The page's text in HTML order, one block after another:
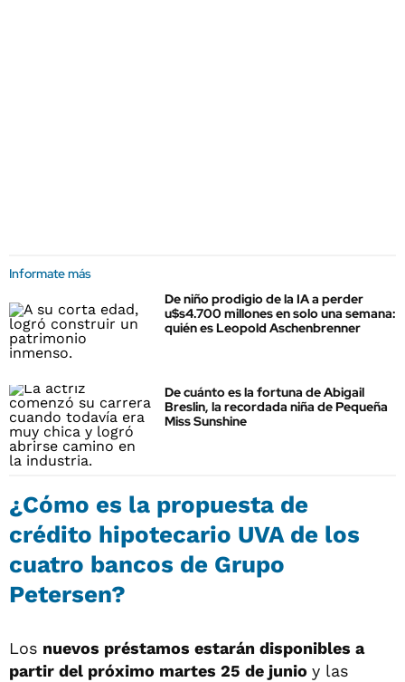
Informate más
De niño prodigio de la IA a perder
u$s4.700 millones en solo una semana:
quién es Leopold Aschenbrenner
De cuánto es la fortuna de Abigail
Breslin, la recordada niña de Pequeña
Miss Sunshine
¿Cómo es la propuesta de
crédito hipotecario UVA de los
cuatro bancos de Grupo
Petersen?
Los nuevos préstamos estarán disponibles a
partir del próximo martes 25 de junio y las